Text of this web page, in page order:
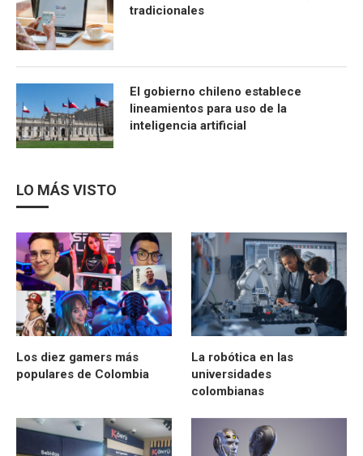
tradicionales
El gobierno chileno establece
lineamientos para uso de la
inteligencia artificial
LO MÁS VISTO
Los diez gamers más
populares de Colombia
La robótica en las
universidades
colombianas